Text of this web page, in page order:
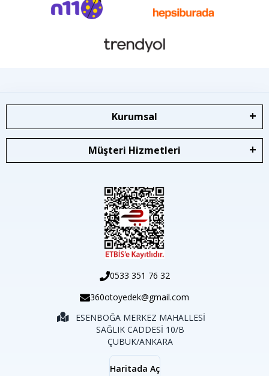
Kurumsal
Müşteri Hizmetleri
0533 351 76 32
360otoyedek@gmail.com
ESENBOĞA MERKEZ MAHALLESİ
SAĞLIK CADDESİ 10/B
ÇUBUK/ANKARA
Haritada Aç